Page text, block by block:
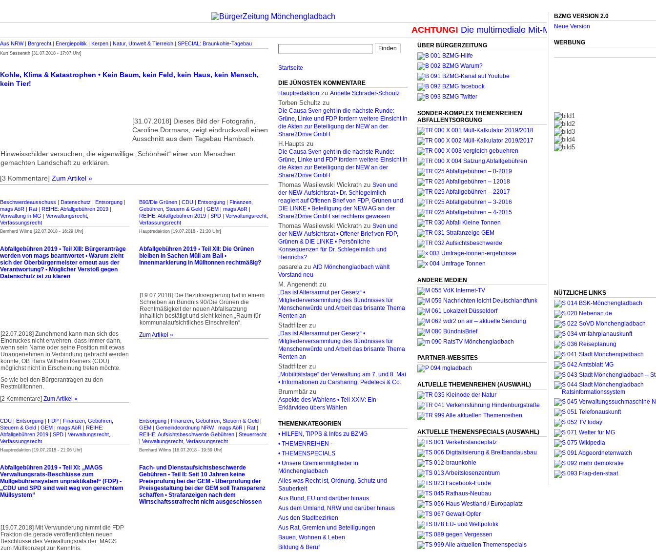
ACHTUNG!Die multimediale Mit-Mach-Zeitung für
Aus NRW| Bergrecht | Energiepolitik | Kerpen | Natur, Umwelt & Tierreich | SPECIAL: Braunkohle-Tagebau
Kurt Sasserath [31.07.2018 - 17:07 Uhr]
Kohle, Klima & Katastrophen • Kein Baum, kein Feld, kein Haus, kein Mensch,
kein Tier!
[31.07.2018] Dieses Bild der Fotografin,
Caroline Dormans, zeigt eindrucksvoll einen
Ausschnitt aus dem Tagebau Hambach.
Hinweisschilder versuchen, die eigen­willige „Schönheit“ einer von Menschen
gemachten Landschaft zu erklären.
[3 Kommentare] Zum Artikel »
Beschwerdeausschuss | Datenschutz | Entsorgung |
mags AöR | Rat | REIHE: Abfallgebühren 2019 |
Verwaltung in MG | Verwaltungsrecht,
Verfassungsrecht
Bernhard Wilms [22.07.2018 - 16:29 Uhr]
Abfallgebühren 2019 • Teil XIII: Bürgeranträge
werden von mags beantwortet • Warum zieht
sich der Oberbürgermeister erneut aus der
Verantwortung? • Möglicher Verstoß gegen
Datenschutz ist zu klären
[22.07.2018] Zunehmend kann man sich des
Eindruckes nicht erwehren, dass immer dann,
wenn sein Name oder seine Position mit etwas
Unangenehmen in Verbindung gebracht werden
könnte, OB Hans Wilhelm Reiners (CDU)
möglichst nicht in Erscheinung treten möchte.
So wie bei den Bürgeranträgen zu den
Restmülltonnen.
[2 Kommentare] Zum Artikel »
B90/Die Grünen | CDU | Entsorgung | Finanzen,
Gebühren, Steuern & Geld | GEM | mags AöR |
REIHE: Abfallgebühren 2019 | SPD | Verwaltungsrecht,
Verfassungsrecht
Hauptredaktion [19.07.2018 - 21:20 Uhr]
Abfallgebühren 2019 • Teil XII: Die Grünen
bleiben in Sachen Müll am Ball •
Innenmarkierung in Mülltonnen rechtmäßig?
[19.07.2018] Die Bezirksregierung hat in einem
Schreiben an Bündnis 90/Die Grünen die
Rechtmäßigkeit der neuen Abfallsatzung
inhaltlich bestätigt und sieht keinen „Raum für
kommunalaufsichtliches Einschreiten“.
Zum Artikel »
CDU | Entsorgung | FDP | Finanzen, Gebühren,
Steuern & Geld | GEM | mags AöR | REIHE:
Abfallgebühren 2019 | SPD | Verwaltungsrecht,
Verfassungsrecht
Hauptredaktion [19.07.2018 - 21:06 Uhr]
Abfallgebühren 2019 • Teil XI: „MAGS
Verwaltungsrats-Beschlüsse zum
Müllgebührensystem unpraktikabel“ (FDP) •
„CDU und SPD sind weit weg von gerechtem
Müllsystem“
[19.07.2018] Mit Verwunderung nimmt die FDP
Fraktion die gerade veröffentlichten neuen
Beschlüsse des Verwaltungsrats der MAGS
zum Müllkonzept zur Kenntnis.
Entsorgung | Finanzen, Gebühren, Steuern & Geld |
GEM | Gemeindeordnung NRW| mags AöR | Rat |
REIHE: Aufsichtsbeschwerde Gebühren | Steuerrecht
| Verwaltungsrecht, Verfassungsrecht
Bernhard Wilms [16.07.2018 - 19:59 Uhr]
Fach- und Dienstaufsichtsbeschwerde
Gebühren • Teil II: Seit 10 Jahren keine
Preisprüfung bei der GEM • Überprüfung der
Preisgestaltung bei der GEM soll Transparenz
schaffen • Strafanzeigen nach dem
Wirtschaftsstrafrecht nicht ausgeschlossen
Startseite
DIE JÜNGSTEN KOMMENTARE
Hauptredaktion zu Annette Schrader-Schoutz
Torben Schultz zu
Die Causa Sven geht in die nächste Runde:
Grüne, Linke und FDP fordern weitere Einsicht in
die Akten zur Beteiligung der NEW an der
Share2Drive GmbH
H.Haupts zu
Die Causa Sven geht in die nächste Runde:
Grüne, Linke und FDP fordern weitere Einsicht in
die Akten zur Beteiligung der NEW an der
Share2Drive GmbH
Thomas Wasilewski Wickrath zu Sven und
der NEW-Aufsichtsrat • Dr. Schlegelmilch
reagiert auf Offenen Brief von FDP, Grünen und
DIE LINKE • Beteiligung der NEW AG an der
Share2Drive GmbH sei rechtens gewesen
Thomas Wasilewski Wickrath zu Sven und
der NEW-Aufsichtsrat • Offener Brief von FDP,
Grünen & DIE LINKE • Persönliche
Konsequenzen für Dr. Schlegelmilch und
Heinrichs?
pasarelazu AfD Mönchengladbach wählt
Vorstand neu
M. Angenendt zu
„Das ist Altersarmut per Gesetz“ •
Mitgliederversammlung des Bündnisses für
Menschenwürde und Arbeit das brisante Thema
Renten an
Stadtfilzer zu
„Das ist Altersarmut per Gesetz“ •
Mitgliederversammlung des Bündnisses für
Menschenwürde und Arbeit das brisante Thema
Renten an
Stadtfilzer zu
„Mobilitätstage“ der Verwaltung am 7. und 8. Mai
• Informationen zu Carsharing, Pedelecs & Co.
Brummbär zu
Aspekte des Wählens • Teil XXIV: Ein
Erklärvideo übers Wählen
THEMENKATEGORIEN
• HILFEN, TIPPS & Infos zu BZMG
• THEMENREIHEN -
• THEMENSPECIALS
• Unsere Gremienmitglieder in
Mönchengladbach
Alles was Recht ist, Ordnung, Schutz und
Sauberkeit
Aus Bund, EU und darüber hinaus
Aus dem Umland, NRW und darüber hinaus
Aus den Stadtbezirken
Aus Rat, Gremien und Beteiligungen
Bauen, Wohnen & Leben
Bildung & Beruf
ÜBER BÜRGERZEITUNG
SONDER-KOMPLEX THEMENREIHEN
ABFALLENTSORGUNG
ANDERE MEDIEN
PARTNER-WEBSITES
ALTUELLE THEMENREIHEN (AUSWAHL)
AKTUELLE THEMENSPECIALS (AUSWAHL)
BZMG VERSION 2.0
Neue Version
WERBUNG
NÜTZLICHE LINKS